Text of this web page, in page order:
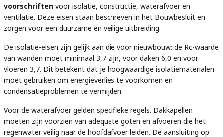
voorschriften voor isolatie, constructie, waterafvoer en
ventilatie. Deze eisen staan beschreven in het Bouwbesluit en
zorgen voor een duurzame en veilige uitbreiding.
De isolatie-eisen zijn gelijk aan die voor nieuwbouw: de Rc-waarde
van wanden moet minimaal 3,7 zijn, voor daken 6,0 en voor
vloeren 3,7. Dit betekent dat je hoogwaardige isolatiematerialen
moet gebruiken om energieverlies te voorkomen en
condensatieproblemen te vermijden.
Voor de waterafvoer gelden specifieke regels. Dakkapellen
moeten zijn voorzien van adequate goten en afvoeren die het
regenwater veilig naar de hoofdafvoer leiden. De aansluiting op